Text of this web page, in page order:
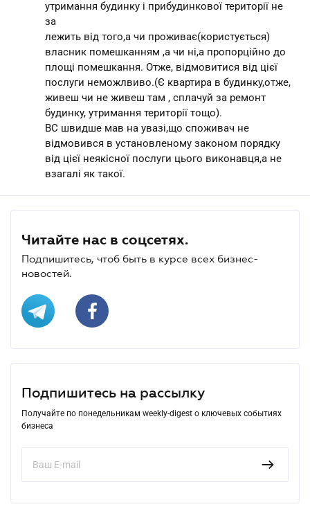
утримання будинку і прибудинкової території не
за
лежить від того,а чи проживає(користується)
власник помешканням ,а чи ні,а пропорційно до
площі помешкання. Отже, відмовитися від цієї
послуги неможлвиво.(Є квартира в будинку,отже,
живеш чи не живеш там , сплачуй за ремонт
будинку, утримання території тощо).
ВС швидше мав на увазі,що споживач не
відмовився в установленому законом порядку
від цієї неякісної послуги цього виконавця,а не
взагалі як такої.
Читайте нас в соцсетях.
Подпишитесь, чтоб быть в курсе всех бизнес-
новостей.
Подпишитесь на рассылку
Получайте по понедельникам weekly-digest о ключевых событиях
бизнеса